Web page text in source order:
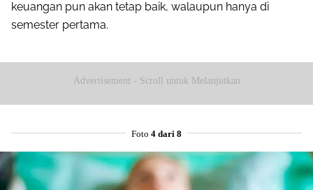
keuangan pun akan tetap baik, walaupun hanya di
semester pertama.
Advertisement - Scroll untuk Melanjutkan
Foto 4 dari 8